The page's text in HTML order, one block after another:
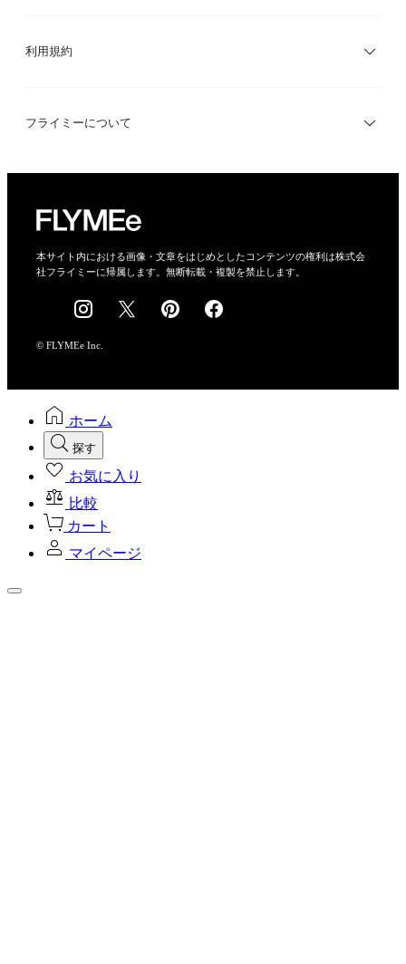
利用規約
利用規約
フライミーについて
会社概要
採用情報
本サイト内における画像・文章をはじめとしたコンテンツの権利は株式会
社フライミーに帰属します。無断転載・複製を禁止します。
© FLYMEe Inc.
ホーム
探す
お気に入り
比較
カート
マイページ